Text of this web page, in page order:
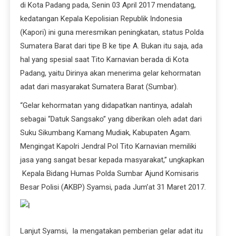
di Kota Padang pada, Senin 03 April 2017 mendatang,
kedatangan Kepala Kepolisian Republik Indonesia
(Kapori) ini guna meresmikan peningkatan, status Polda
Sumatera Barat dari tipe B ke tipe A. Bukan itu saja, ada
hal yang spesial saat Tito Karnavian berada di Kota
Padang, yaitu Dirinya akan menerima gelar kehormatan
adat dari masyarakat Sumatera Barat (Sumbar).
“Gelar kehormatan yang didapatkan nantinya, adalah
sebagai “Datuk Sangsako” yang diberikan oleh adat dari
Suku Sikumbang Kamang Mudiak, Kabupaten Agam.
Mengingat Kapolri Jendral Pol Tito Karnavian memiliki
jasa yang sangat besar kepada masyarakat,” ungkapkan
Kepala Bidang Humas Polda Sumbar Ajund Komisaris
Besar Polisi (AKBP) Syamsi, pada Jum’at 31 Maret 2017.
Lanjut Syamsi, Ia mengatakan pemberian gelar adat itu